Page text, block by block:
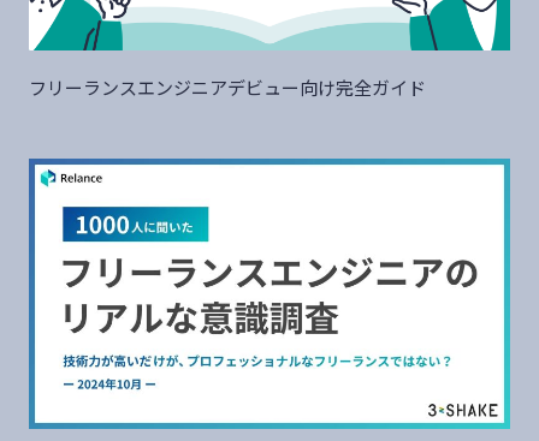
フリーランスエンジニアデビュー向け完全ガイド